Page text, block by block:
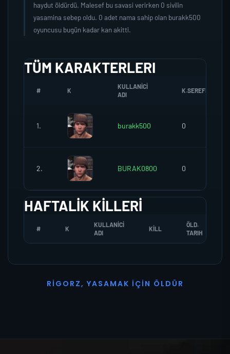
haydut öldürdü. Malesef bu savasi verirken 0 sivilin
yasamina sebep oldu. 0 adet nama sahip olan burakk500
oyuncusu bugün kadar kan akitti.
TÜM KARAKTERLERI
# K
KULLANICI
ADI
K.SEREFI
1. burakk500 0
2. BURAK0800 0
HAFTALIK KILLERI
# K
KULLANICI
ADI
KILL
ÖLD.
TARIH
R I G O R Z, YASAMAK İ ÇI N Ö L D Ü R